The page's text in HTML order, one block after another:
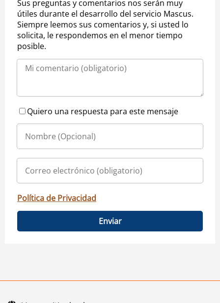
Sus preguntas y comentarios nos serán muy
útiles durante el desarrollo del servicio Mascus.
Siempre leemos sus comentarios y, si usted lo
solicita, le respondemos en el menor tiempo
posible.
Quiero una respuesta para este mensaje
Política de Privacidad
Enviar